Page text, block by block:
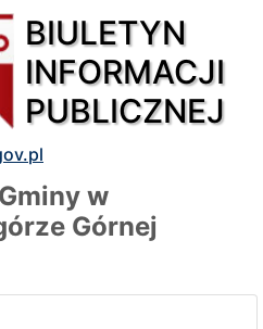
BIULETYN
INFORMACJI
PUBLICZNEJ
w
Górnej